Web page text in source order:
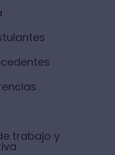
trabajo y